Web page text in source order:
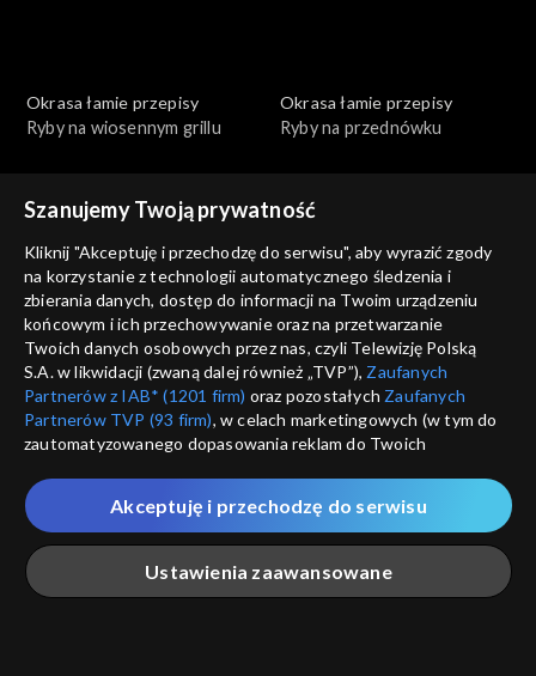
Okrasa łamie przepisy
Ryby na wiosennym grillu
Okrasa łamie przepisy
Ryby na przednówku
Okrasa łamie przepisy
Wszystko o tatarze
Okrasa łamie przepisy
Na polskim transatlantyku
Okrasa łamie przepisy
Ciasta z ognia
Okrasa łamie przepisy
Golonka inaczej
Szanujemy Twoją prywatność
Kliknij "Akceptuję i przechodzę do serwisu", aby wyrazić zgody
na korzystanie z technologii automatycznego śledzenia i
zbierania danych, dostęp do informacji na Twoim urządzeniu
końcowym i ich przechowywanie oraz na przetwarzanie
Twoich danych osobowych przez nas, czyli Telewizję Polską
S.A. w likwidacji (zwaną dalej również „TVP”), Zaufanych
Partnerów z IAB* (1201 firm) oraz pozostałych Zaufanych
Partnerów TVP (93 firm), w celach marketingowych (w tym do
zautomatyzowanego dopasowania reklam do Twoich
które wskazujemy poniżej, a także zgody na udostępnianie
przez nas identyfikatora PPID do Google.
Twoje dane osobowe zbierane podczas odwiedzania przez
Ciebie naszych
poszczególnych serwisówzwanych dalej
„Portalem”, w tym informacje zapisywane za pomocą
Ustawienia zaawansowane
Akceptuję i przechodzę do serwisu